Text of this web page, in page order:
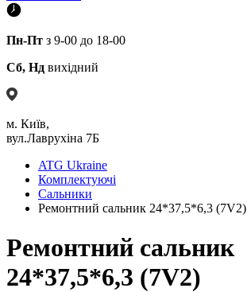
Пн-Пт з 9-00 до 18-00
Сб, Нд вихідний
м. Київ,
вул.Лаврухіна 7Б
ATG Ukraine
Комплектуючі
Сальники
Ремонтний сальник 24*37,5*6,3 (7V2)
Ремонтний сальник
24*37,5*6,3 (7V2)